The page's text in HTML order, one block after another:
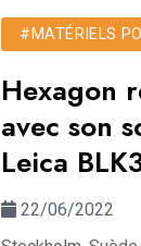
#MATÉRIELS
Hexagon
avec son
Leica
22/06/2022